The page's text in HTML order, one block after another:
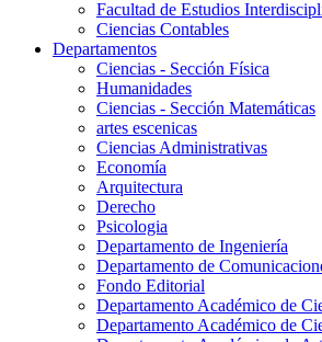
Facultad de Estudios
Ciencias Contables
Departamentos
Ciencias - Sección Física
Humanidades
Ciencias - Sección Matemáticas
artes escenicas
Ciencias Administrativas
Economía
Arquitectura
Derecho
Psicologia
Departamento de Ingeniería
Departamento de
Fondo Editorial
Departamento Académico de
Departamento Académico de